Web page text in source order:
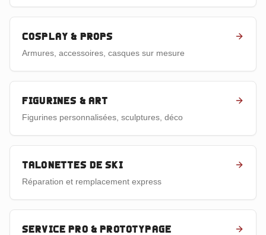
Cosplay & props
Armures, accessoires, casques sur mesure
Figurines & art
Figurines personnalisées, sculptures, déco
Talonettes de ski
Réparation et remplacement express
Service pro & prototypage